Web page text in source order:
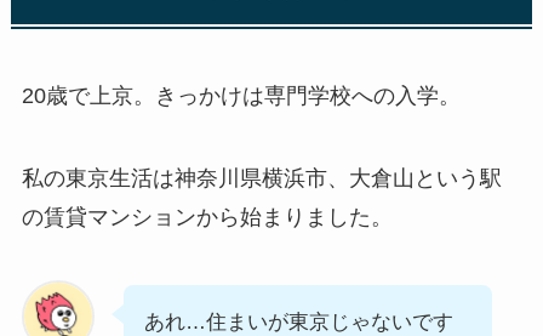
20歳で上京。きっかけは専門学校への入学。
私の東京生活は神奈川県横浜市、大倉山という駅
の賃貸マンションから始まりました。
あれ…住まいが東京じゃないです